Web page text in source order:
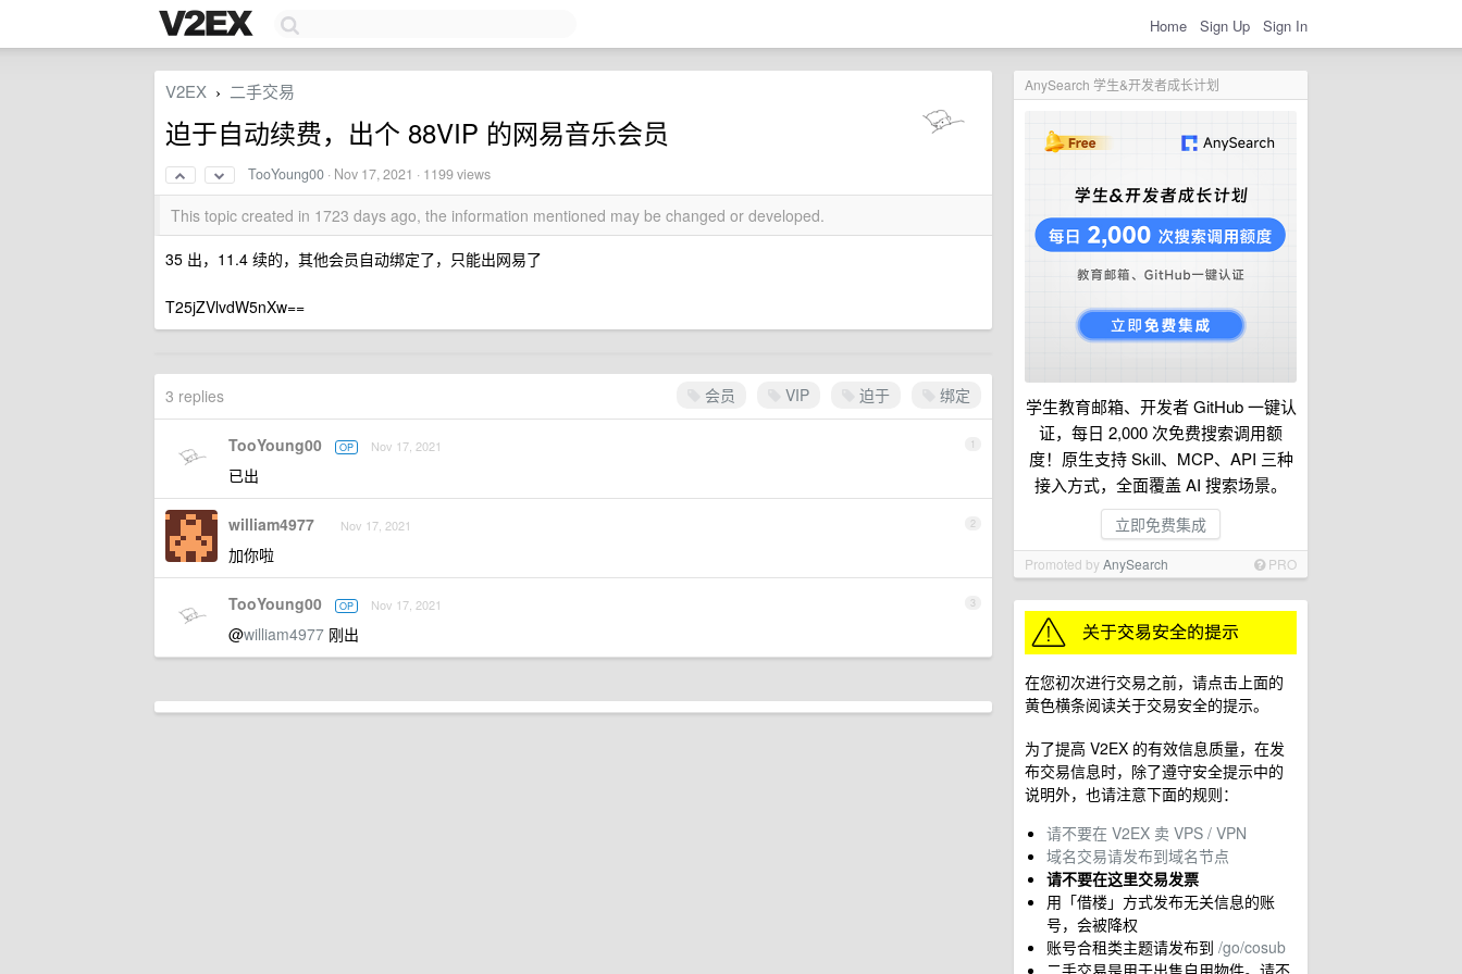
Home Sign Up Sign In
AnySearch 学生&开发者成长计划
学生教育邮箱、开发者 GitHub 一键认
证，每日 2,000 次免费搜索调用额
度！原生支持 Skill、MCP、API 三种
接入方式，全面覆盖 AI 搜索场景。
立即免费集成
Promoted byAnySearch PRO
在您初次进行交易之前，请点击上面的
黄色横条阅读关于交易安全的提示。
为了提高 V2EX 的有效信息质量，在发
布交易信息时，除了遵守安全提示中的
说明外，也请注意下面的规则：
请不要在 V2EX 卖 VPS / VPN
域名交易请发布到域名节点
请不要在这里交易发票
用「借楼」方式发布无关信息的账
号，会被降权
账号合租类主题请发布到 /go/cosub
二手交易是用于出售自用物件。请不
V2EX › 二手交易
迫于自动续费，出个 88VIP 的网易音乐会员
TooYoung00 · Nov 17, 2021 · 1199 views
This topic created in 1723 days ago, the information mentioned may be changed or developed.
35 出，11.4 续的，其他会员自动绑定了，只能出网易了
T25jZVlvdW5nXw==
会员 VIP 迫于 绑定
3 replies
1
TooYoung00 OP Nov 17, 2021
已出
2
william4977 Nov 17, 2021
加你啦
3
TooYoung00 OP Nov 17, 2021
@william4977 刚出